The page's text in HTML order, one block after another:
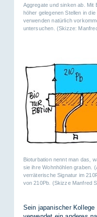
Aggregate und sinken ab. Mit
höher gelegenen Stellen in
verwenden natürlich
untersuchen. (Skizze:
Bioturbation nennt man das,
sie ihre Wohnhöhlen graben.
verräterische Signatur im
von 210Pb. (Skizze Manfred
Sein ja­pa­ni­scher